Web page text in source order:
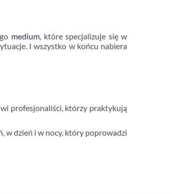
medium, które specjalizuje się w
I wszystko w końcu nabiera
profesjonaliści, którzy praktykują
w dzień i w nocy, który poprowadzi